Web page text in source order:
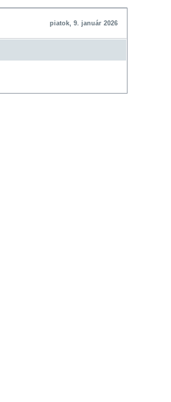
piatok, 9. január 2026